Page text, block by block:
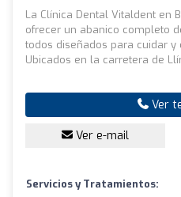
La Clínica Dental Vitaldent en
ofrecer un abanico completo
todos diseñados para cuidar
Ubicados en la carretera de
Ver
Ver e-mail
Servicios y Tratamientos: